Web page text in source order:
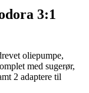
3:1
oliepumpe,
med sugerør,
2 adaptere til